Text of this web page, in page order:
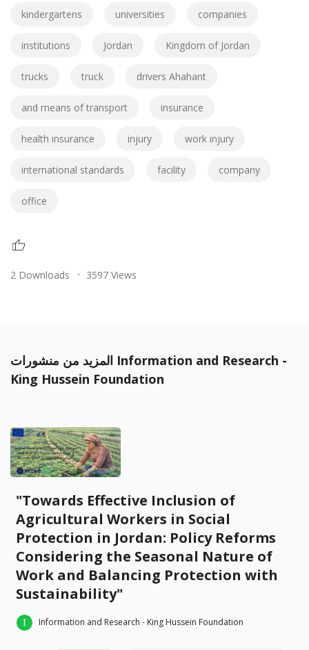
kindergartens universities companies
institutions Jordan Kingdom of Jordan
trucks truck drivers Ahahant
and means of transport insurance
health insurance injury work injury
international standards facility company
office
2 Downloads 3597 Views
المزيد من منشورات Information and Research -
King Hussein Foundation
"Towards Effective Inclusion of
Agricultural Workers in Social
Protection in Jordan: Policy Reforms
Considering the Seasonal Nature of
Work and Balancing Protection with
Sustainability"
Information and Research - King Hussein Foundation